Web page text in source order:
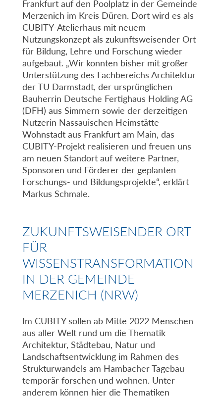
Frankfurt auf den Poolplatz in der Gemeinde
Merzenich im Kreis Düren. Dort wird es als
CUBITY-Atelierhaus mit neuem
Nutzungskonzept als zukunftsweisender Ort
für Bildung, Lehre und Forschung wieder
aufgebaut. „Wir konnten bisher mit großer
Unterstützung des Fachbereichs Architektur
der TU Darmstadt, der ursprünglichen
Bauherrin Deutsche Fertighaus Holding AG
(DFH) aus Simmern sowie der derzeitigen
Nutzerin Nassauischen Heimstätte
Wohnstadt aus Frankfurt am Main, das
CUBITY-Projekt realisieren und freuen uns
am neuen Standort auf weitere Partner,
Sponsoren und Förderer der geplanten
Forschungs- und Bildungsprojekte“, erklärt
Markus Schmale.
ZUKUNFTSWEISENDER ORT
FÜR
WISSENSTRANSFORMATION
IN DER GEMEINDE
MERZENICH (NRW)
Im CUBITY sollen ab Mitte 2022 Menschen
aus aller Welt rund um die Thematik
Architektur, Städtebau, Natur und
Landschaftsentwicklung im Rahmen des
Strukturwandels am Hambacher Tagebau
temporär forschen und wohnen. Unter
anderem können hier die Thematiken